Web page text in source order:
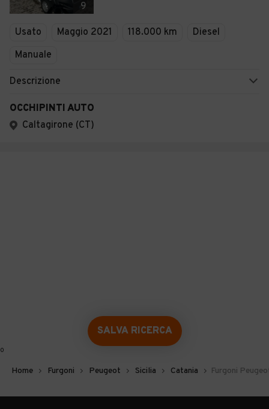
9
Usato Maggio 2021 118.000 km
Diesel
Manuale
Descrizione
OCCHIPINTI AUTO
Caltagirone (CT)
SALVA RICERCA
0
Home Furgoni Peugeot Sicilia Catania Furgoni